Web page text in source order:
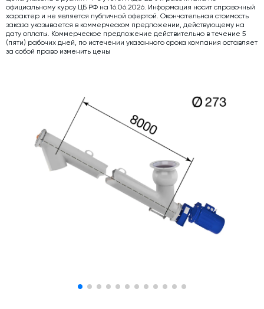
Дозаторы для бетонных заводов
Затворы для силосов и дозаторов
Промышленные фильтры и комплектующие
Пневмооборудование
Телескопические загрузчики
Датчики
Промышленные вибраторы
Дробильно-сортировочный комплекс
официальному курсу ЦБ РФ на 16.06.2026. Информация носит справочный
характер и не является публичной офертой. Окончательная стоимость
заказа указывается в коммерческом предложении, действующему на
дату оплаты. Коммерческое предложение действительно в течение 5
(пяти) рабочих дней, по истечении указанного срока компания оставляет
за собой право изменить цены